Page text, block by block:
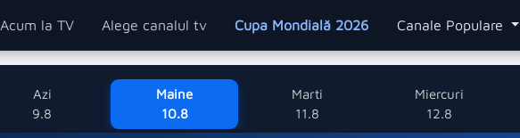
Acum la TV Alege canalul tv Cupa Mondială 2026 Canale Populare
Azi
9.8
Maine
10.8
Marti
11.8
Miercuri
12.8